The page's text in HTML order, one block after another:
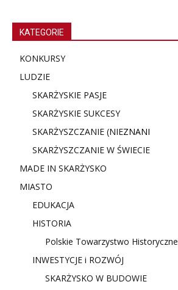
KATEGORIE
KONKURSY
LUDZIE
SKARŻYSKIE PASJE
SKARŻYSKIE SUKCESY
SKARŻYSZCZANIE (NIEZNANI
SKARŻYSZCZANIE W ŚWIECIE
MADE IN SKARŻYSKO
MIASTO
EDUKACJA
HISTORIA
Polskie Towarzystwo Historyczne
INWESTYCJE i ROZWÓJ
SKARŻYSKO W BUDOWIE